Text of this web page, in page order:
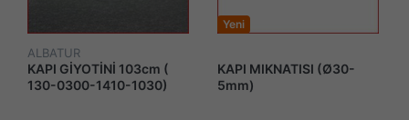
ALBATUR
KAPI GİYOTİNİ 103cm (
130-0300-1410-1030)
Yeni
KAPI MIKNATISI (Ø30-
5mm)